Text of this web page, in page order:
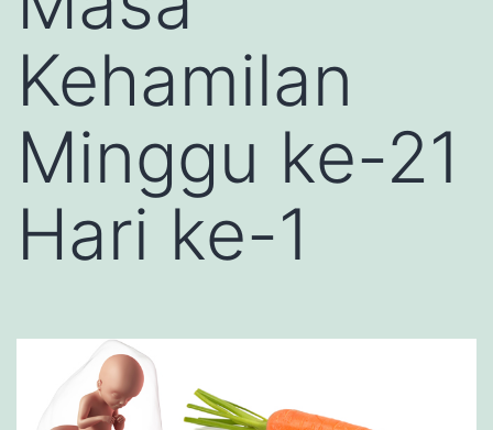
Kehamilan
Minggu ke-21
Hari ke-1